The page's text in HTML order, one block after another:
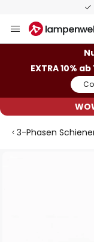
Inhalt
EXTRA 10%
3-Phasen